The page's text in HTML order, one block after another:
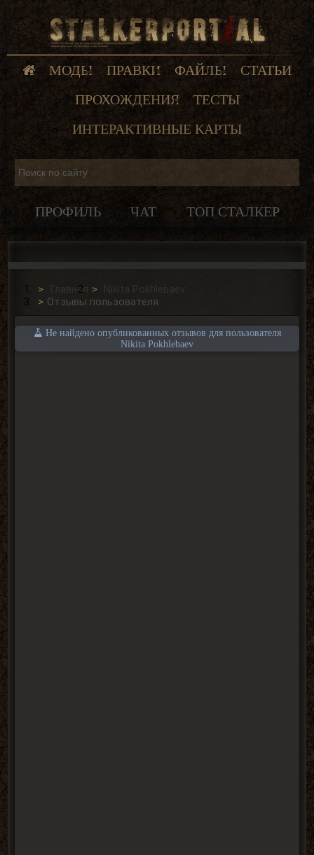
МОДЫ ПРАВКИ ФАЙЛЫ
СТАТЬИ
ПРОХОЖДЕНИЯ
ТЕСТЫ
ИНТЕРАКТИВНЫЕ КАРТЫ
ПРОФИЛЬ ЧАТ ТОП СТАЛКЕР
Главная
Nikita Pokhlebaev
Отзывы пользователя
Не найдено опубликованных отзывов для пользователя
Nikita Pokhlebaev